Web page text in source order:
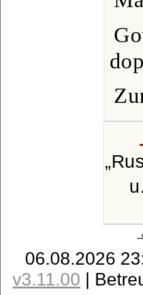
06.08.2026
v3.11.00 |